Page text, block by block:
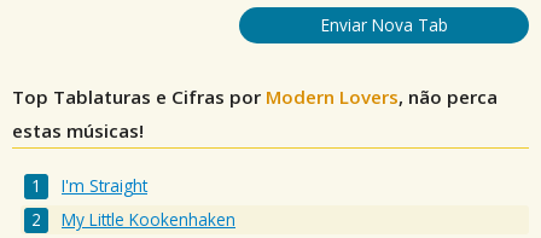
Enviar Nova Tab
Top Tablaturas e Cifras por Modern Lovers, não perca
estas músicas!
I'm Straight
My Little Kookenhaken